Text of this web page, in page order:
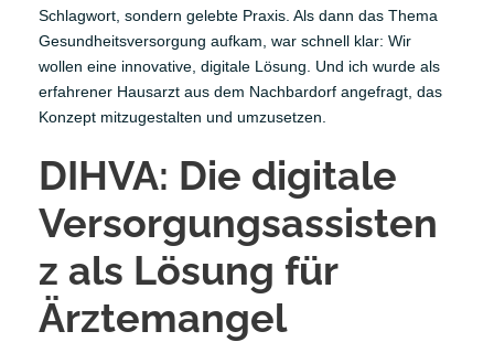
Schlagwort, sondern gelebte Praxis. Als dann das Thema
Gesundheitsversorgung aufkam, war schnell klar: Wir
wollen eine innovative, digitale Lösung. Und ich wurde als
erfahrener Hausarzt aus dem Nachbardorf angefragt, das
Konzept mitzugestalten und umzusetzen.
DIHVA: Die digitale
Versorgungsassisten
z als Lösung für
Ärztemangel